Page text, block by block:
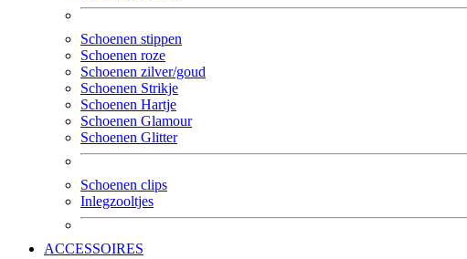
Schoenen stippen
Schoenen roze
Schoenen zilver/goud
Schoenen Strikje
Schoenen Hartje
Schoenen Glamour
Schoenen Glitter
Schoenen clips
Inlegzooltjes
ACCESSOIRES